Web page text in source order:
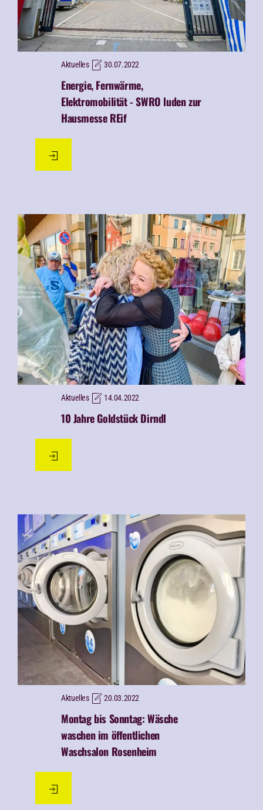
Aktuelles 30.07.2022
Energie, Fernwärme,
Elektromobilität - SWRO luden zur
Hausmesse REif
Aktuelles 14.04.2022
10 Jahre Goldstück Dirndl
Aktuelles 20.03.2022
Montag bis Sonntag: Wäsche
waschen im öffentlichen
Waschsalon Rosenheim